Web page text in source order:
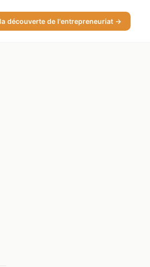
découverte de l'entrepreneuriat →